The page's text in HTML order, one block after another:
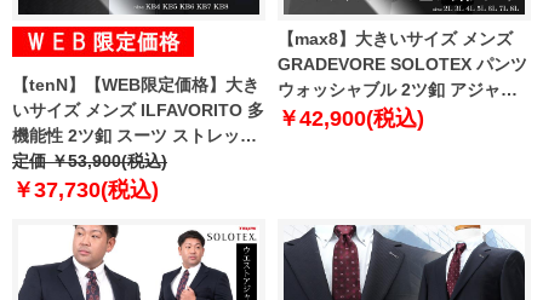
【tenN】【WEB限定価格】大き
いサイズ メンズ ILFAVORITO 多
機能性 2ツ釦 スーツ ストレッチ
オールシーズン ウォッシャブル
ビジネススーツ リクルートスー
定価 ￥53,900(税込)
￥37,730(税込)
【max8】大きいサイズ メンズ
GRADEVORE SOLOTEX パンツ
ウォッシャブル 2ツ釦 アジャス
ター付 スーツ ビジネススーツ リ
￥42,900(税込)